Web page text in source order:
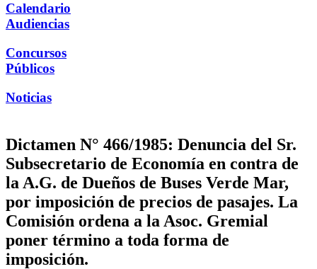
Calendario
Audiencias
Concursos
Públicos
Noticias
Dictamen N° 466/1985: Denuncia del Sr.
Subsecretario de Economía en contra de
la A.G. de Dueños de Buses Verde Mar,
por imposición de precios de pasajes. La
Comisión ordena a la Asoc. Gremial
poner término a toda forma de
imposición.